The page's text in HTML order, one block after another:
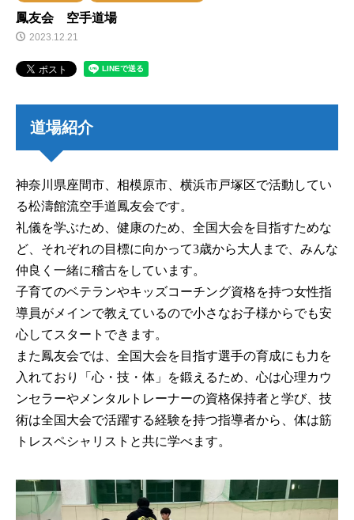
鳳友会 空手道場
2023.12.21
道場紹介
神奈川県座間市、相模原市、横浜市戸塚区で活動してい
る松濤館流空手道鳳友会です。
礼儀を学ぶため、健康のため、全国大会を目指すためな
ど、それぞれの目標に向かって3歳から大人まで、みんな
仲良く一緒に稽古をしています。
子育てのベテランやキッズコーチング資格を持つ女性指
導員がメインで教えているので小さなお子様からでも安
心してスタートできます。
また鳳友会では、全国大会を目指す選手の育成にも力を
入れており「心・技・体」を鍛えるため、心は心理カウ
ンセラーやメンタルトレーナーの資格保持者と学び、技
術は全国大会で活躍する経験を持つ指導者から、体は筋
トレスペシャリストと共に学べます。